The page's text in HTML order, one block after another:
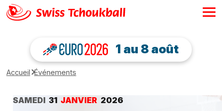
1 au 8 août
Accueil Événements
SAMEDI 31 JANVIER 2026